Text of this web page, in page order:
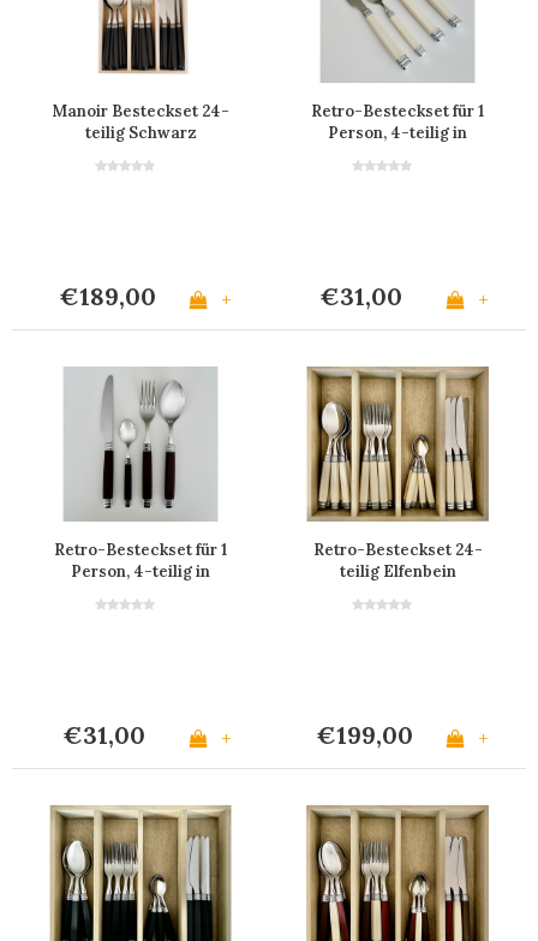
Manoir Besteckset 24-
teilig Schwarz
€189,00 +
Retro-Besteckset für 1
Person, 4-teilig in
€31,00 +
Retro-Besteckset für 1
Person, 4-teilig in
€31,00 +
Retro-Besteckset 24-
teilig Elfenbein
€199,00 +